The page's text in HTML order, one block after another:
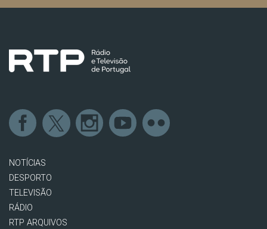
NOTÍCIAS
DESPORTO
TELEVISÃO
RÁDIO
RTP ARQUIVOS